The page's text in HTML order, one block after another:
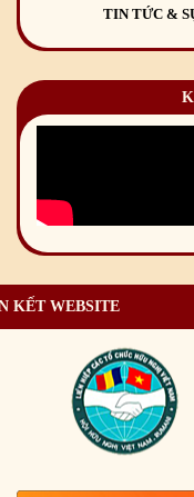
TIN TỨC &
KẾT WEBSITE